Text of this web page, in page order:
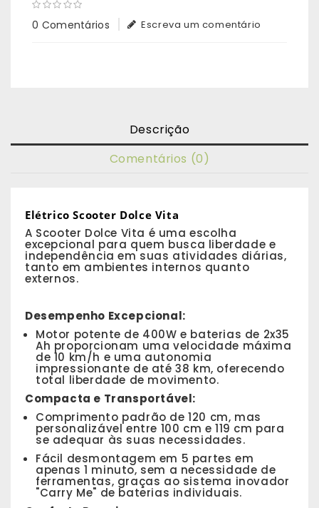
0 Comentários Escreva um comentário
Descrição
Comentários (0)
Elétrico Scooter Dolce Vita
A Scooter Dolce Vita é uma escolha
excepcional para quem busca liberdade e
independência em suas atividades diárias,
tanto em ambientes internos quanto
externos.
Desempenho Excepcional:
Motor potente de 400W e baterias de 2x35
Ah proporcionam uma velocidade máxima
de 10 km/h e uma autonomia
impressionante de até 38 km, oferecendo
total liberdade de movimento.
Compacta e Transportável:
Comprimento padrão de 120 cm, mas
personalizável entre 100 cm e 119 cm para
se adequar às suas necessidades.
Fácil desmontagem em 5 partes em
apenas 1 minuto, sem a necessidade de
ferramentas, graças ao sistema inovador
"Carry Me" de baterias individuais.